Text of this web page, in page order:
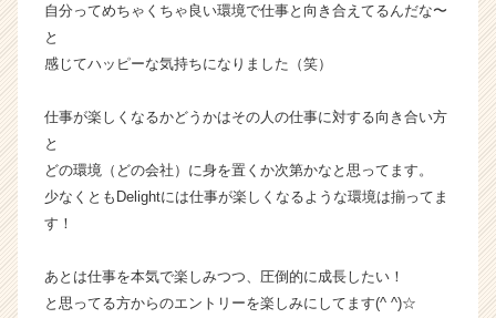
自分ってめちゃくちゃ良い環境で仕事と向き合えてるんだな〜
と
感じてハッピーな気持ちになりました（笑）
仕事が楽しくなるかどうかはその人の仕事に対する向き合い方
と
どの環境（どの会社）に身を置くか次第かなと思ってます。
少なくともDelightには仕事が楽しくなるような環境は揃ってま
す！
あとは仕事を本気で楽しみつつ、圧倒的に成長したい！
と思ってる方からのエントリーを楽しみにしてます(^ ^)☆